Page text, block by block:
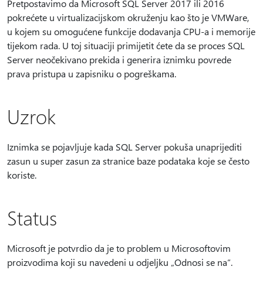
Pretpostavimo da Microsoft SQL Server 2017 ili 2016
pokrećete u virtualizacijskom okruženju kao što je VMWare,
u kojem su omogućene funkcije dodavanja CPU-a i memorije
tijekom rada. U toj situaciji primijetit ćete da se proces SQL
Server neočekivano prekida i generira iznimku povrede
prava pristupa u zapisniku o pogreškama.
Uzrok
Iznimka se pojavljuje kada SQL Server pokuša unaprijediti
zasun u super zasun za stranice baze podataka koje se često
koriste.
Status
Microsoft je potvrdio da je to problem u Microsoftovim
proizvodima koji su navedeni u odjeljku „Odnosi se na“.